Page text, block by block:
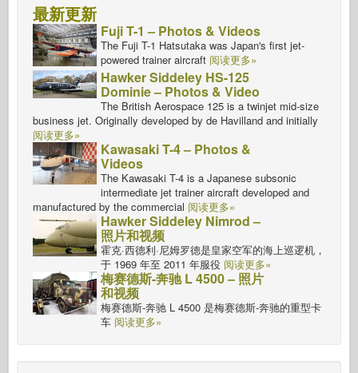
最新更新
Fuji T-1 – Photos & Videos
The Fuji T-1 Hatsutaka was Japan's first jet-
powered trainer aircraft 阅读更多»
Hawker Siddeley HS-125
Dominie – Photos & Video
The British Aerospace 125 is a twinjet mid-size
business jet. Originally developed by de Havilland and initially
阅读更多»
Kawasaki T-4 – Photos &
Videos
The Kawasaki T-4 is a Japanese subsonic
intermediate jet trainer aircraft developed and
manufactured by the commercial 阅读更多»
Hawker Siddeley Nimrod –
照片和视频
霍克·西德利·尼姆罗德是皇家空军的海上巡逻机，
于 1969 年至 2011 年服役 阅读更多»
梅赛德斯-奔驰 L 4500 – 照片
和视频
梅赛德斯-奔驰 L 4500 是梅赛德斯-奔驰的重型卡
车 阅读更多»